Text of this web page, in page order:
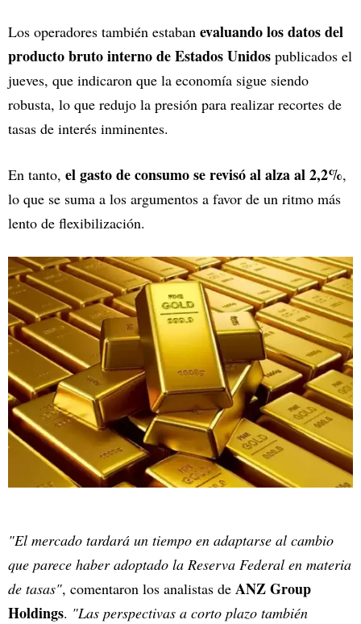
Los operadores también estaban evaluando los datos del
producto bruto interno de Estados Unidos publicados el
jueves, que indicaron que la economía sigue siendo
robusta, lo que redujo la presión para realizar recortes de
tasas de interés inminentes.
En tanto, el gasto de consumo se revisó al alza al 2,2%,
lo que se suma a los argumentos a favor de un ritmo más
lento de flexibilización.
"El mercado tardará un tiempo en adaptarse al cambio
que parece haber adoptado la Reserva Federal en materia
de tasas", comentaron los analistas de ANZ Group
Holdings. "Las perspectivas a corto plazo también